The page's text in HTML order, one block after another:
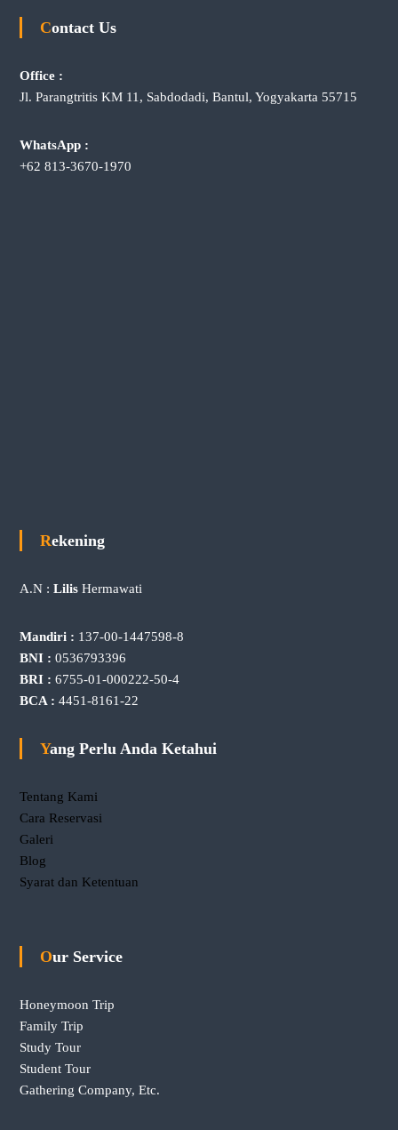
Contact Us
Office :
Jl. Parangtritis KM 11, Sabdodadi, Bantul, Yogyakarta 55715
WhatsApp :
+62 813-3670-1970
Rekening
A.N : Lilis Hermawati
Mandiri : 137-00-1447598-8
BNI : 0536793396
BRI : 6755-01-000222-50-4
BCA : 4451-8161-22
Yang Perlu Anda Ketahui
Tentang Kami
Cara Reservasi
Galeri
Blog
Syarat dan Ketentuan
Our Service
Honeymoon Trip
Family Trip
Study Tour
Student Tour
Gathering Company, Etc.